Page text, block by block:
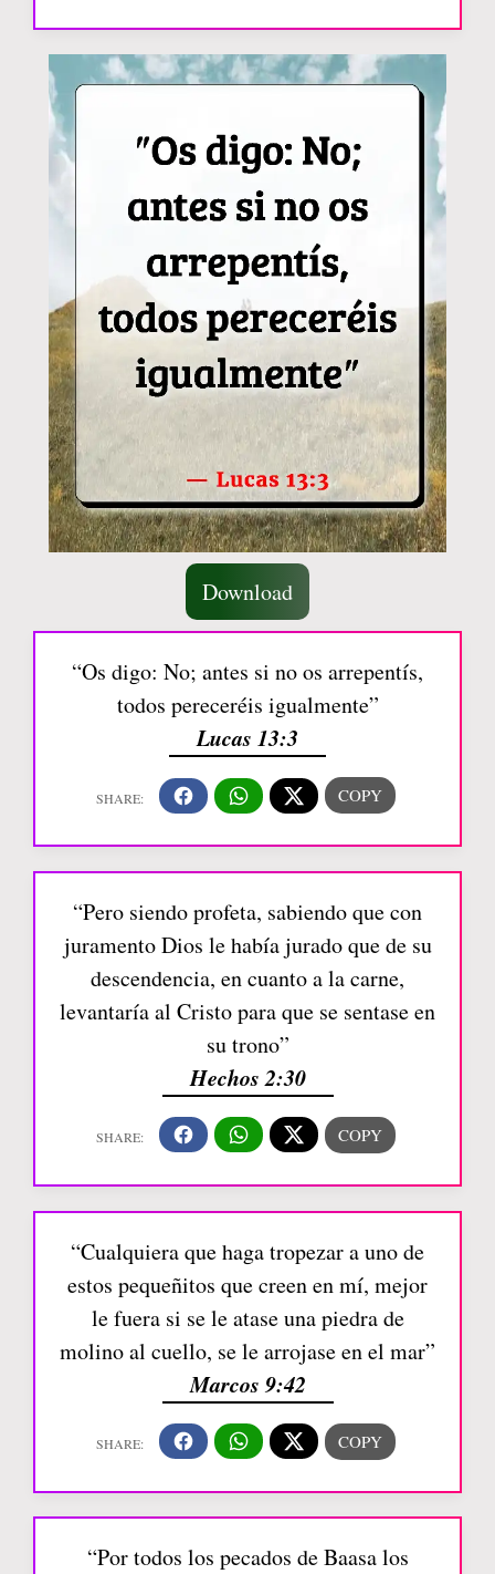
Download
“Os digo: No; antes si no os arrepentís,
todos pereceréis igualmente”
Lucas 13:3
“Pero siendo profeta, sabiendo que con
juramento Dios le había jurado que de su
descendencia, en cuanto a la carne,
levantaría al Cristo para que se sentase en
su trono”
Hechos 2:30
“Cualquiera que haga tropezar a uno de
estos pequeñitos que creen en mí, mejor
le fuera si se le atase una piedra de
molino al cuello, se le arrojase en el mar”
Marcos 9:42
“Por todos los pecados de Baasa los